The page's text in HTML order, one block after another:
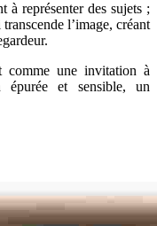
à représenter des sujets ;
l’image, créant
comme une invitation à
épurée et sensible, un